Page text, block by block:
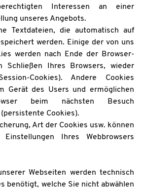
Interessen an einer
unseres Angebots.
Textdateien, die automatisch auf
werden. Einige der von uns
werden nach Ende der Browser-
Schließen Ihres Browsers, wieder
Cookies). Andere Cookies
Gerät des Users und ermöglichen
beim nächsten Besuch
Cookies).
Art der Cookies usw. können
Ihres Webbrowsers
Webseiten werden technisch
benötigt, welche Sie nicht abwählen